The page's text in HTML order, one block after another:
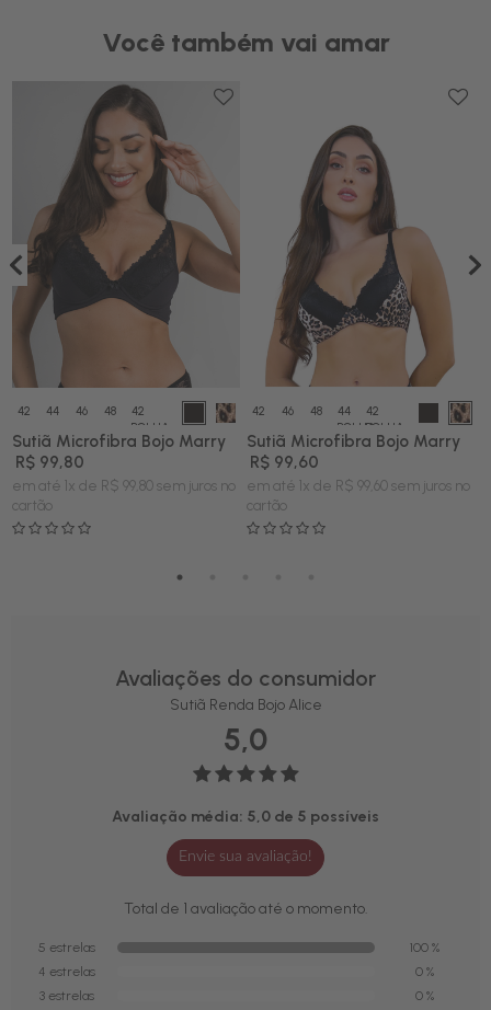
Você também vai amar
42 44 46 48
42
BOLHA
Sutiã Microfibra Bojo Marry
R$ 99,80
em até 1x de R$ 99,80 sem juros no
cartão
42 46 48
44
BOLHA
42
BOLHA
Sutiã Microfibra Bojo Marry
R$ 99,60
em até 1x de R$ 99,60 sem juros no
cartão
Avaliações do consumidor
Sutiã Renda Bojo Alice
5,0
Avaliação média: 5,0 de 5 possíveis
Envie sua avaliação!
Total de 1 avaliação até o momento.
5 estrelas
100 %
4 estrelas
0 %
3 estrelas
0 %